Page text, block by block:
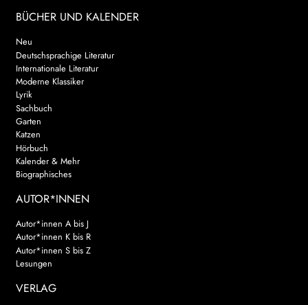
BÜCHER UND KALENDER
Neu
Deutschsprachige Literatur
Internationale Literatur
Moderne Klassiker
Lyrik
Sachbuch
Garten
Katzen
Hörbuch
Kalender & Mehr
Biographisches
AUTOR*INNEN
Autor*innen A bis J
Autor*innen K bis R
Autor*innen S bis Z
Lesungen
VERLAG